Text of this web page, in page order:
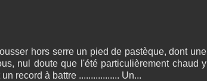
hors serre un pied de pastèque, dont une
nul doute que l'été particulièrement chaud y
record à battre ................. Un...